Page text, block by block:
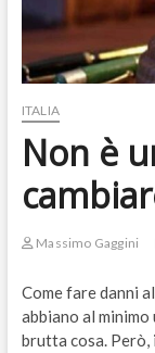
ITALIA
Non è
Massimo Gaggini
Come fare danni
abbiano al
brutta cosa.